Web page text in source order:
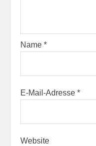
Name *
E-Mail-Adresse *
Website